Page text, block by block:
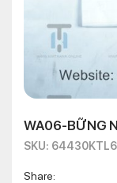
WA06-BỮNG
SKU:
Share: